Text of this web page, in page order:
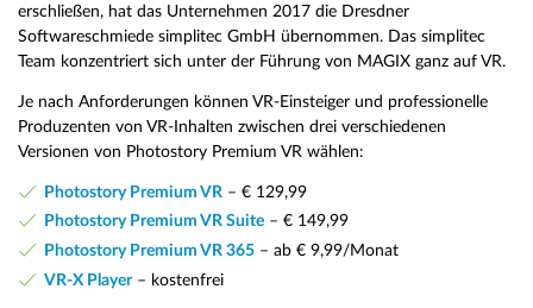
erschließen, hat das Unternehmen 2017 die Dresdner
Softwareschmiede simplitec GmbH übernommen. Das simplitec
Team konzentriert sich unter der Führung von MAGIX ganz auf VR.
Je nach Anforderungen können VR-Einsteiger und professionelle
Produzenten von VR-Inhalten zwischen drei verschiedenen
Versionen von Photostory Premium VR wählen:
Photostory Premium VR – € 129,99
Photostory Premium VR Suite– € 149,99
Photostory Premium VR 365– ab € 9,99/Monat
VR-X Player– kostenfrei